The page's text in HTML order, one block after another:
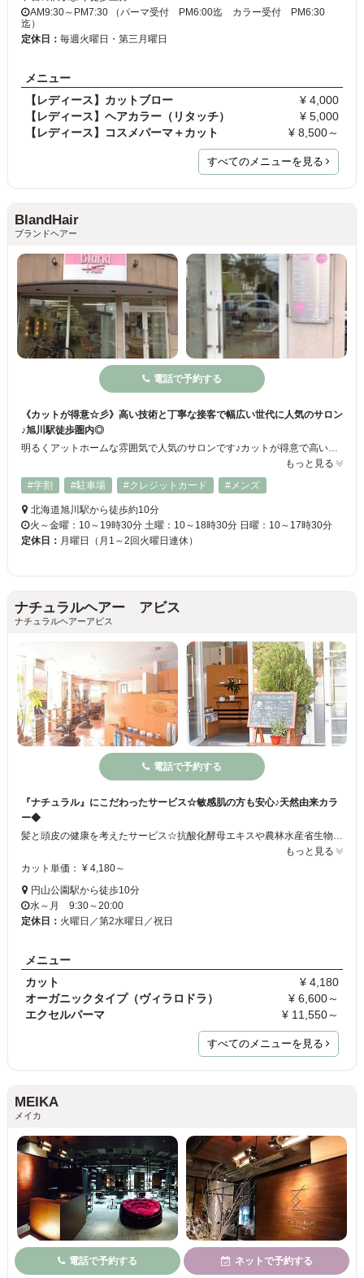
AM9:30～PM7:30 （パーマ受付 PM6:00迄 カラー受付 PM6:30
迄）
定休日： 毎週火曜日・第三月曜日
メニュー
【レディース】カットブロー
¥ 4,000
【レディース】ヘアカラー（リタッチ）
¥ 5,000
【レディース】コスメパーマ＋カット
¥ 8,500～
すべてのメニューを見る
BlandHair
ブランドヘアー
電話で予約する
《カットが得意☆彡》高い技術と丁寧な接客で幅広い世代に人気のサロン
♪旭川駅徒歩圏内◎
明るくアットホームな雰囲気で人気のサロンです♪カットが得意で高いクオリティからお客様からも好評です！幅広い年齢層から絶大なる支持を受けております！！旭川駅からも徒歩圏内で通いやすい◎カット／カラー／パーマ／トリートメント等、一人一人に合わせたスタイリングをご提供します！皆様のご来店心よりお待ちしております☆
もっと見る
#学割
#駐車場 #クレジットカード #メンズ
北海道旭川駅から徒歩約10分
火～金曜：10～19時30分 土曜：10～18時30分 日曜：10～17時30分
定休日： 月曜日（月1～2回火曜日連休）
ナチュラルヘアー アビス
ナチュラルヘアーアビス
電話で予約する
『ナチュラル』にこだわったサービス☆敏感肌の方も安心♪天然由来カラ
ー◆
髪と頭皮の健康を考えたサービス☆抗酸化酵母エキスや農林水産省生物資源研究所とメーカーによる共同開発したシルフィンパック、植物抽出ミネラルなど、身体に優しい自然派由来のカラー剤を使用！敏感肌の方もご安心ください◎単にカラーするだけでなく、お肌も髪もきれいに♪キッズルームもあるのでお子様と一緒にお越しください★
もっと見る
カット単価： ¥ 4,180～
円山公園駅から徒歩10分
水～月 9:30～20:00
定休日： 火曜日／第2水曜日／祝日
メニュー
カット
¥ 4,180
オーガニックタイプ（ヴィラロドラ）
¥ 6,600～
エクセルパーマ
¥ 11,550～
すべてのメニューを見る
MEIKA
メイカ
電話で予約する ネットで予約する